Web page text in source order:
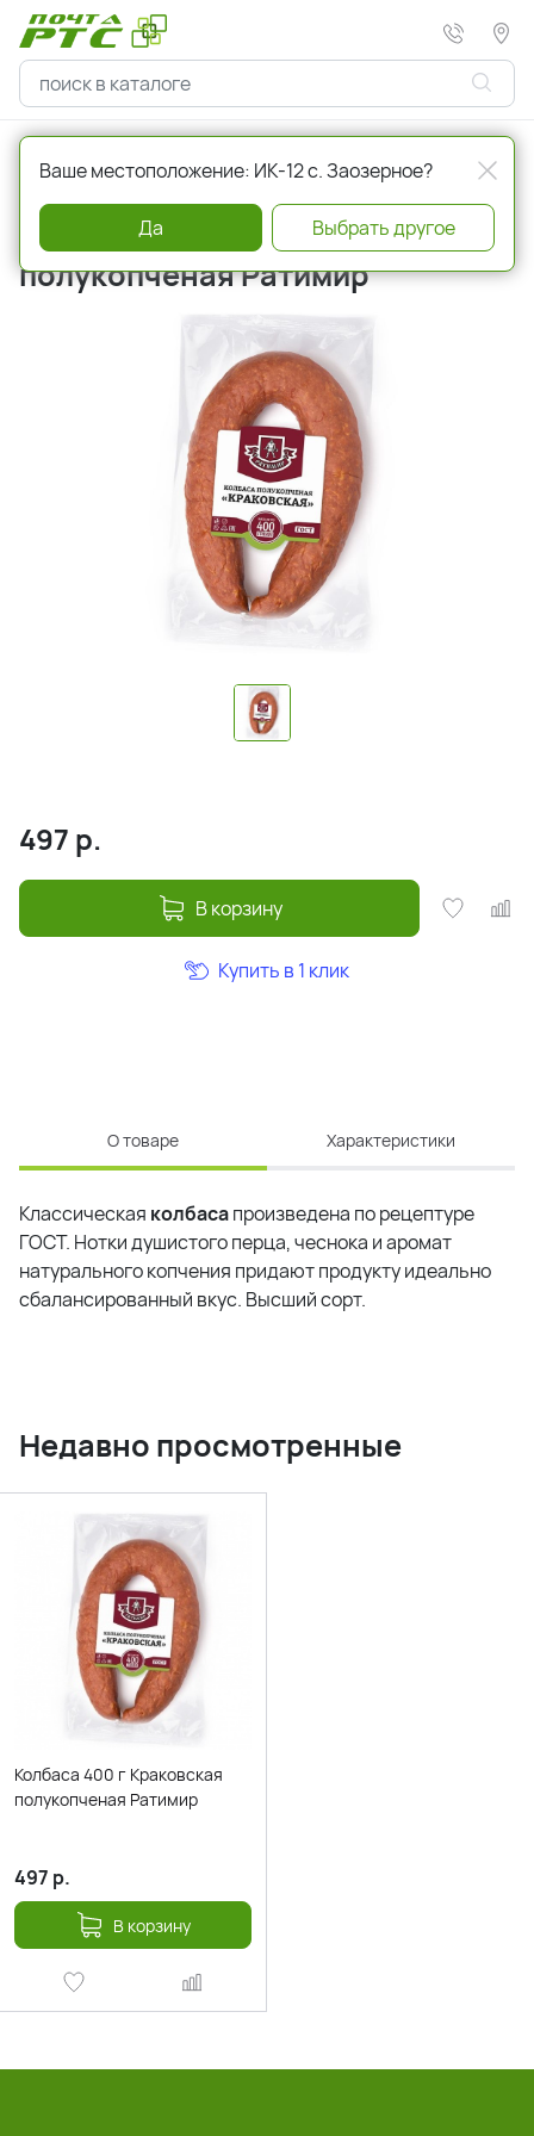
Главная Гастрономия Колбасы, сосиски
Колбаса 400 г Краковская
полукопченая Ратимир
497 р.
В корзину
Купить в 1 клик
О товаре Характеристики
Классическая колбасапроизведена по рецептуре
ГОСТ. Нотки душистого перца, чеснока и аромат
натурального копчения придают продукту идеально
сбалансированный вкус. Высший сорт.
Недавно просмотренные
Колбаса 400 г Краковская
полукопченая Ратимир
497 р.
В корзину
Ваше местоположение: ИК-12 с. Заозерное?
Да Выбрать другое